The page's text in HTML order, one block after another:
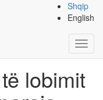
Shqip
English
tek paraja publike
lobimit